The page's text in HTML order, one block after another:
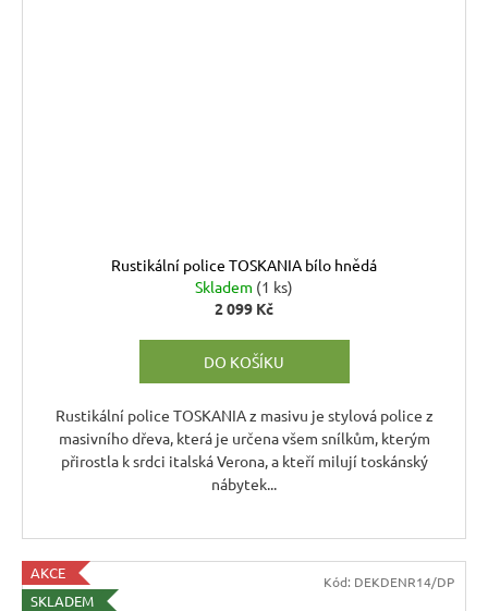
Rustikální police TOSKANIA bílo hnědá
Skladem (1 ks)
2 099 Kč
DO KOŠÍKU
Rustikální police TOSKANIA z masivu je stylová police z
masivního dřeva, která je určena všem snílkům, kterým
přirostla k srdci italská Verona, a kteří milují toskánský
nábytek...
AKCE
SKLADEM
Kód: DEKDENR14/DP